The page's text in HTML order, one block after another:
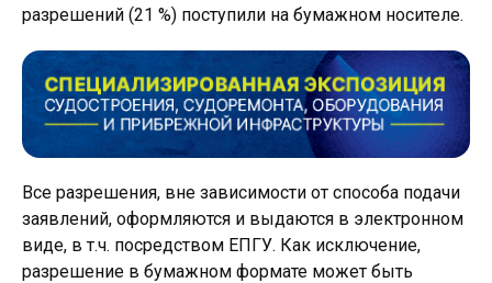
разрешений (21 %) поступили на бумажном носителе.
Все разрешения, вне зависимости от способа подачи
заявлений, оформляются и выдаются в электронном
виде, в т.ч. посредством ЕПГУ. Как исключение,
разрешение в бумажном формате может быть